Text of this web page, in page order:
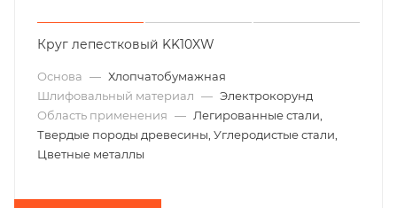
Круг лепестковый KK10XW
Основа — Хлопчатобумажная
Шлифовальный материал — Электрокорунд
Область применения — Легированные стали,
Твердые породы древесины, Углеродистые стали,
Цветные металлы